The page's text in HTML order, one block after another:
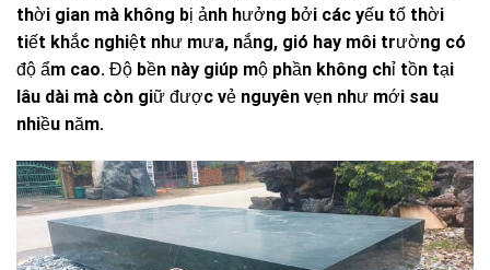
thời gian mà không bị ảnh hưởng bởi các yếu tố thời
tiết khắc nghiệt như mưa, nắng, gió hay môi trường có
độ ẩm cao. Độ bền này giúp mộ phần không chỉ tồn tại
lâu dài mà còn giữ được vẻ nguyên vẹn như mới sau
nhiều năm.